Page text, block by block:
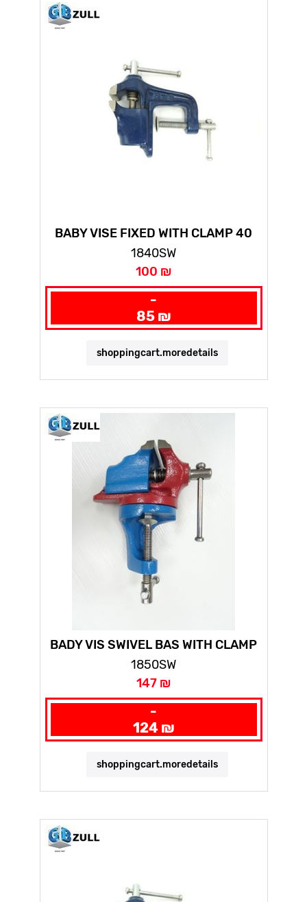
BABY VISE FIXED WITH CLAMP 40
1840SW
100 ₪
-
85 ₪
shoppingcart.moredetails
BADY VIS SWIVEL BAS WITH CLAMP
1850SW
147 ₪
-
124 ₪
shoppingcart.moredetails